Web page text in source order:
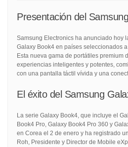
Presentación del
Samsung Electronics ha anunciado hoy
Galaxy Book4 en países seleccionados
Esta nueva gama de portátiles premium
experiencias inteligentes y potentes,
con una pantalla táctil vívida y una
El éxito del Samsung
La serie Galaxy Book4, que incluye el
Book4 Pro, Galaxy Book4 Pro 360 y
en Corea el 2 de enero y ha registrado
Roh, Presidente y Director de Mobile